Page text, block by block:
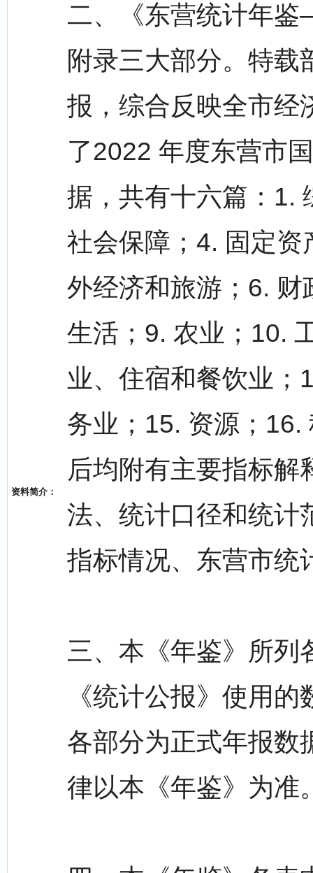
资料简介：
二、《东营统计年
附录三大部分。特载
报，综合反映全市经
了2022 年度东营市
据，共有十六篇：1.
社会保障；4. 固定
外经济和旅游；6.
生活；9. 农业；10.
业、住宿和餐饮业；
务业；15. 资源；16.
后均附有主要指标解
法、统计口径和统计
指标情况、东营市统
三、本《年鉴》所列
《统计公报》使用
各部分为正式年报数
律以本《年鉴》为准